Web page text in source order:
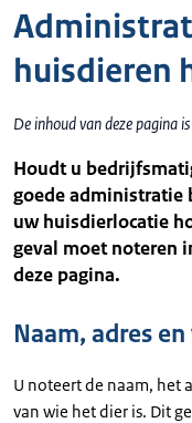
huisdieren
De inhoud van deze pagina
Houdt u
goede administratie
uw huisdierlocatie
geval moet noteren
deze pagina.
Naam, adres
U noteert de naam, het
van wie het dier is. Dit